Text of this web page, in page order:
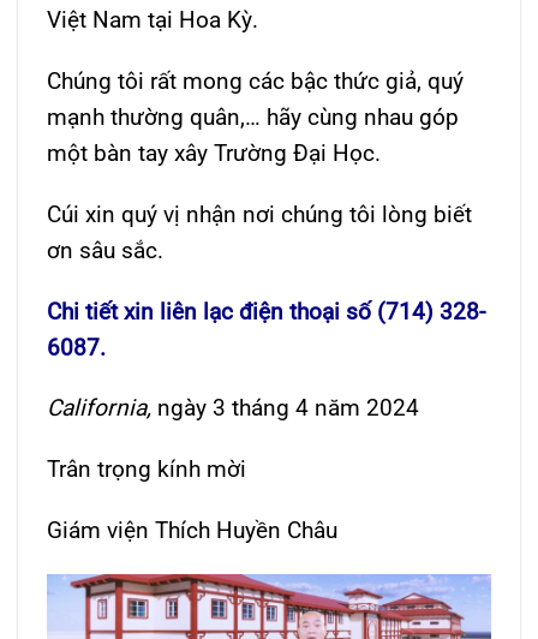
Việt Nam tại Hoa Kỳ.
Chúng tôi rất mong các bậc thức giả, quý
mạnh thường quân,… hãy cùng nhau góp
một bàn tay xây Trường Đại Học.
Cúi xin quý vị nhận nơi chúng tôi lòng biết
ơn sâu sắc.
Chi tiết xin liên lạc điện thoại số (714) 328-
6087.
California, ngày 3 tháng 4 năm 2024
Trân trọng kính mời
Giám viện Thích Huyền Châu